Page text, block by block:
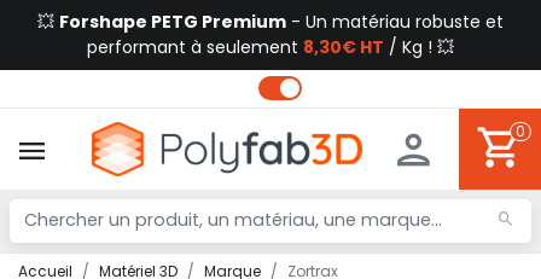
💥 Forshape PETG Premium - Un matériau robuste et
performant à seulement 8,30€ HT / Kg ! 💥
0
Accueil Matériel 3D Marque Zortrax